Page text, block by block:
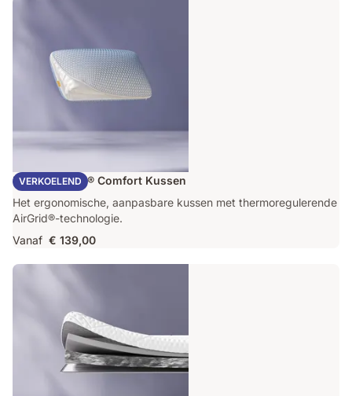
VERKOELEND
Emma AirGrid® Comfort Kussen
Het ergonomische, aanpasbare kussen met thermoregulerende
AirGrid®-technologie.
Vanaf € 139,00